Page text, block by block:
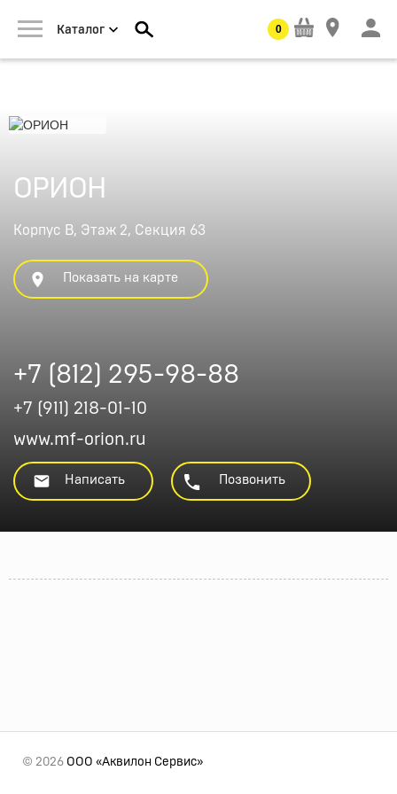
Каталог 0
ОРИОН
Корпус В, Этаж 2, Секция 63
Показать на карте
+7 (812) 295-98-88
+7 (911) 218-01-10
www.mf-orion.ru
Написать Позвонить
© 2026 ООО «Аквилон Сервис»